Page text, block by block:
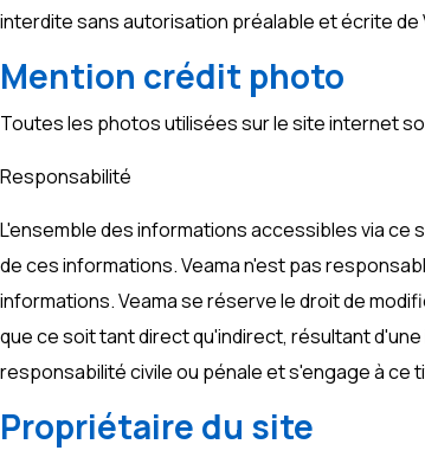
interdite sans autorisation préalable et écrite
Mention crédit photo
Toutes les photos utilisées sur le site internet
Responsabilité
L'ensemble des informations accessibles via ce
de ces informations. Veama n'est pas
informations. Veama se réserve le droit de
que ce soit tant direct qu'indirect, résultant
responsabilité civile ou pénale et s'engage à ce
Propriétaire du site